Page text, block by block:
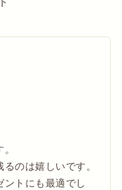
のは嬉しいです。
トにも最適でし